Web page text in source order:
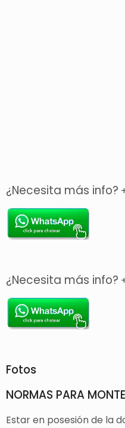
¿Necesita más info?
¿Necesita más info?
Fotos
NORMAS PARA
Estar en posesión de la